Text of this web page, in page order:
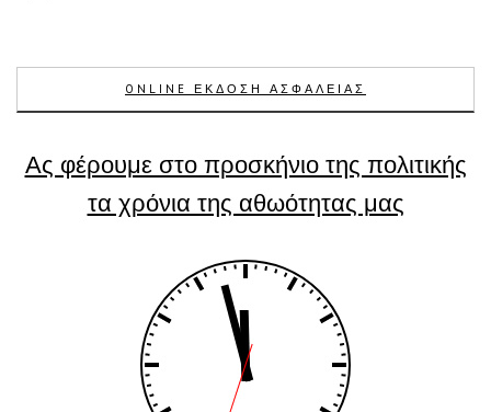
ONLINE ΕΚΔΟΣΗ ΑΣΦΑΛΕΙΑΣ
Ας φέρουμε στο προσκήνιο της πολιτικής
τα χρόνια της αθωότητας μας